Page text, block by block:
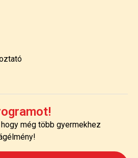
még több gyermekhez